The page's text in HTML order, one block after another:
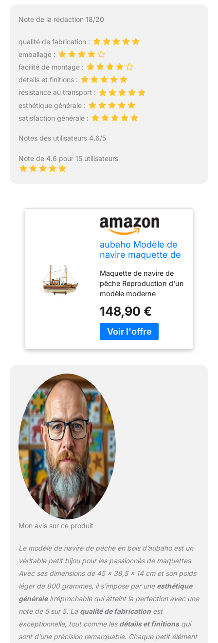
Note de la rédaction 18/20
qualité de fabrication :
emballage :
facilité de montage :
détails et finitions :
résistance au transport :
esthétique générale :
satisfaction générale :
Notes des utilisateurs 4.6/5
Note de 4.6 pour 15 utilisateurs
aubaho Modèle de
navire maquette de
bois 45cm pas de
kit
Maquette de navire de
pêche Reproduction d'un
modèle moderne
45 x P 14 cm Style
antique
148,90 €
Mon avis sur ce produit
Le modèle de navire de pêche en bois d’aubaho est un
véritable petit bijou pour les passionnés de maquettes.
Avec ses dimensions de 45 x 38,5 x 14 cm et son poids
léger de 800 grammes, il s’impose par une esthétique
généraleirréprochable qui atteint la perfection avec une
note de 5 sur 5. La qualité de fabricationest
exceptionnelle, tout comme les détails et finitionsqui
sont d’une précision remarquable. Chaque petit élément